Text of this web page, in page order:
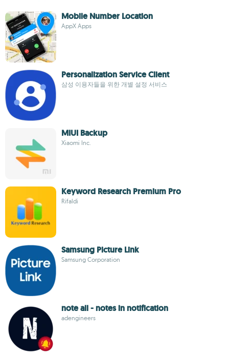
Mobile Number Location
AppX Apps
Personalization Service Client
삼성 이용자들을 위한 개별 설정 서비스
MIUI Backup
Xiaomi Inc.
Keyword Research Premium Pro
Rifaldi
Samsung Picture Link
Samsung Corporation
note all - notes in notification
adengineers